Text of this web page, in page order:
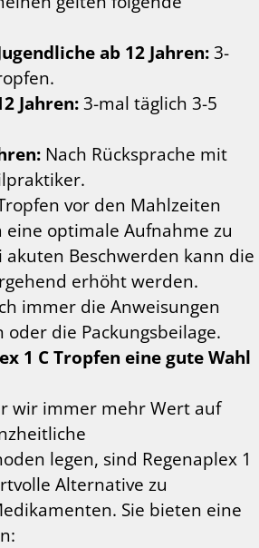
ab 12 Jahren:3-
Jahren:3-mal täglich 3-5
Nach Rücksprache mit
vor den Mahlzeiten
optimale Aufnahme zu
akuten Beschwerden kann die
erhöht werden.
immer die Anweisungen
die Packungsbeilage.
1 C Tropfen eine gute Wahl
wir immer mehr Wert auf
legen, sind Regenaplex 1
Alternative zu
Sie bieten eine